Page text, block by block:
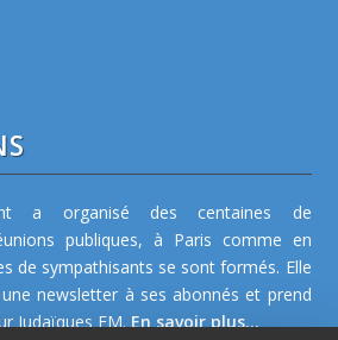
a organisé des centaines de
publiques, à Paris comme en
de sympathisants se sont formés. Elle
newsletter à ses abonnés et prend
Judaïques FM. En savoir plus...